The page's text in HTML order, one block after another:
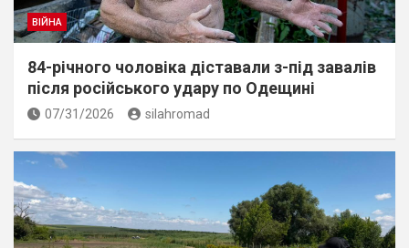
ВІЙНА
84-річного чоловіка діставали з-під завалів
пiсля росiйського удару по Одещині
07/31/2026 silahromad